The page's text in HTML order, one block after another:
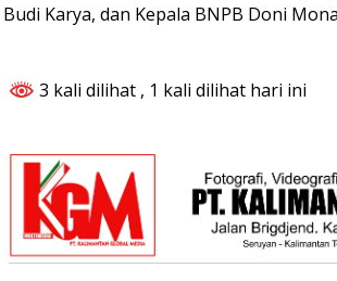
Budi Karya, dan Kepala BNPB Doni
3 kali dilihat , 1 kali dilihat hari ini